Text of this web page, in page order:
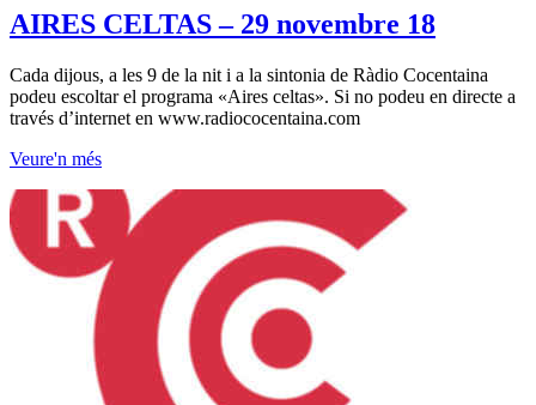
AIRES CELTAS – 29 novembre 18
Cada dijous, a les 9 de la nit i a la sintonia de Ràdio Cocentaina
podeu escoltar el programa «Aires celtas». Si no podeu en directe a
través d’internet en www.radiococentaina.com
Veure'n més